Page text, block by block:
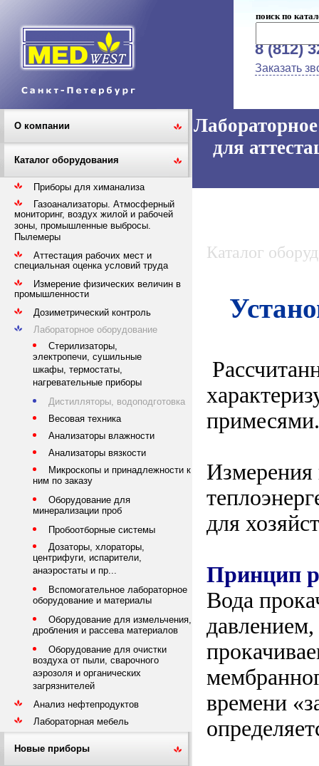
поиск по
8 (812)
Заказать
О компании
Каталог оборудования
Приборы для химанализа
Газоанализаторы. Атмосферный
мониторинг, воздух жилой и рабочей
зоны, промышленные выбросы.
Пылемеры
Аттестация рабочих мест и
специальная оценка условий труда
Измерение физических величин в
промышленности
Дозиметрический контроль
Лабораторное оборудование
Стерилизаторы,
электропечи, сушильные
шкафы, термостаты,
нагревательные приборы
Дистилляторы, водоподготовка
Весовая техника
Анализаторы влажности
Анализаторы вязкости
Микроскопы и принадлежности к
ним по заказу
Оборудование для
минерализации проб
Пробоотборные системы
Дозаторы, хлораторы,
центрифуги, испарители,
анаэростаты и пр...
Вспомогательное лабораторное
оборудование и материалы
Оборудование для измельчения,
дробления и рассева материалов
Оборудование для очистки
воздуха от пыли, сварочного
аэрозоля и органических
загрязнителей
Анализ нефтепродуктов
Лабораторная мебель
Новые приборы
для
Каталог
примесями.
Измерения
для
Принцип
Вода
времени